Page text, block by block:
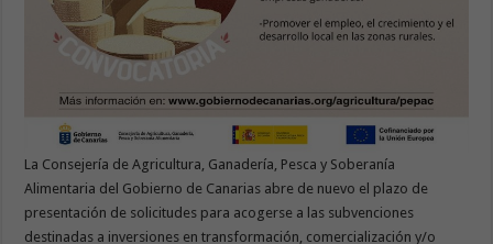
La Consejería de Agricultura, Ganadería, Pesca y Soberanía
Alimentaria del Gobierno de Canarias abre de nuevo el plazo de
presentación de solicitudes para acogerse a las subvenciones
destinadas a inversiones en transformación, comercialización y/o